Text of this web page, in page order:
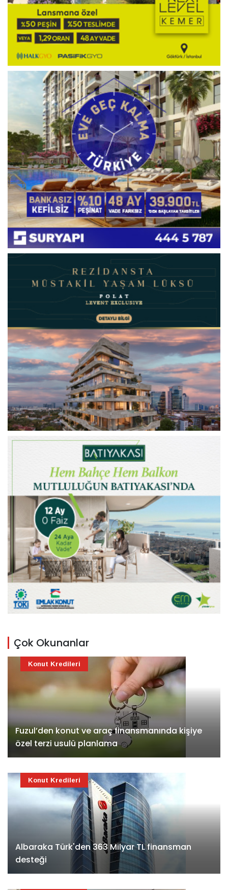
Çok Okunanlar
Fuzul’den konut ve araç finansmanında kişiye
özel terzi usulü planlama
Konut Kredileri
Albaraka Türk'den 363 Milyar TL finansman
desteği
Konut Kredileri